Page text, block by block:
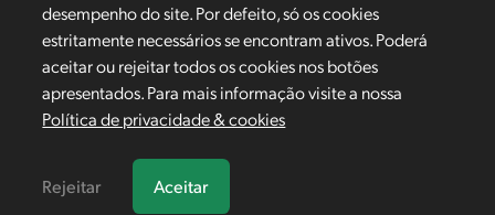
© Nipon Techforcomfort ® 2012 - 2026 Todos os direitos
desempenho do site. Por defeito, só os cookies
estritamente necessários se encontram ativos. Poderá
aceitar ou rejeitar todos os cookies nos botões
apresentados. Para mais informação visite a nossa
Política de privacidade & cookies
Rejeitar Aceitar